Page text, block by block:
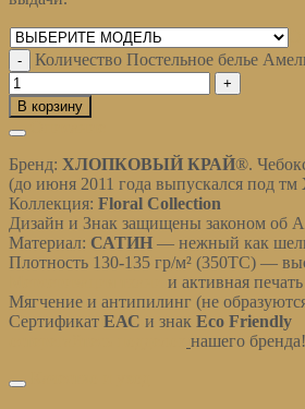
Количество Постельное белье
В корзину
Бренд: ХЛОПКОВЫЙ КРАЙ®.
(до июня 2011 года выпускался под тм
Коллекция: Floral Collection
Дизайн и Знак защищены законом об
Материал: САТИН — нежный как
Плотность 130-135 гр/м² (350ТС) —
и активная
Мягчение и антипилинг (не
Сертификат ЕАС и знак Eco Friendly
нашего бренда!